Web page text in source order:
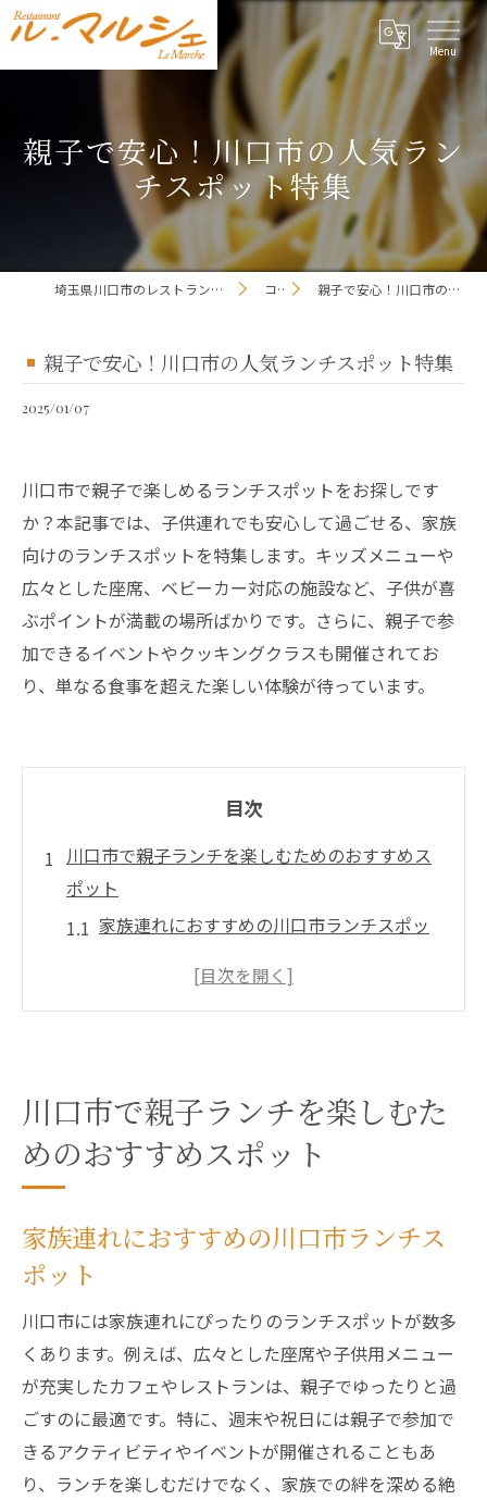
親子で安心！川口市の人気ラン
チスポット特集
埼玉県川口市のレストランならレストラン ル・マルシェ コラム 親子で安心！川口市の人気ランチスポット特集
親子で安心！川口市の人気ランチスポット特集
2025/01/07
川口市で親子で楽しめるランチスポットをお探しです
か？本記事では、子供連れでも安心して過ごせる、家族
向けのランチスポットを特集します。キッズメニューや
広々とした座席、ベビーカー対応の施設など、子供が喜
ぶポイントが満載の場所ばかりです。さらに、親子で参
加できるイベントやクッキングクラスも開催されてお
り、単なる食事を超えた楽しい体験が待っています。
目次
川口市で親子ランチを楽しむためのおすすめス
ポット
家族連れにおすすめの川口市ランチスポッ
子供が喜ぶ川口市のランチメニュー特集
報
川口市ランチスポットで体験するクッキン
グクラス
ム
安心して子供とランチを楽しめる川口市の魅力
とは
川口市の子供に優しいランチスポットの魅
力
親子で安心して楽しむ川口市ランチ体験
川口市のランチスポットで見つける家族向
けサービス
川口市で親子ランチを楽しむた
めのおすすめスポット
家族連れにおすすめの川口市ランチス
ポット
川口市には家族連れにぴったりのランチスポットが数多
くあります。例えば、広々とした座席や子供用メニュー
が充実したカフェやレストランは、親子でゆったりと過
ごすのに最適です。特に、週末や祝日には親子で参加で
きるアクティビティやイベントが開催されることもあ
り、ランチを楽しむだけでなく、家族での絆を深める絶